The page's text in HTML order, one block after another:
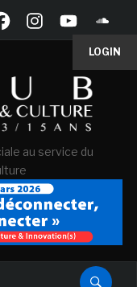
LOGIN
au service du